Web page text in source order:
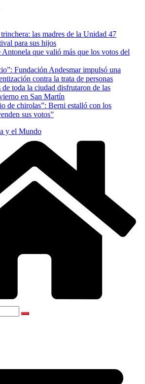
las madres de la Unidad 47
para sus hijos
Antonela que valió más que los votos del
Fundación Andesmar impulsó una
contra la trata de personas
toda la ciudad disfrutaron de las
en San Martín
de chirolas”: Berni estalló con los
sus votos”